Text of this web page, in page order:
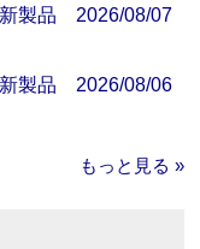
新製品 2026/08/07
新製品 2026/08/06
もっと見る »